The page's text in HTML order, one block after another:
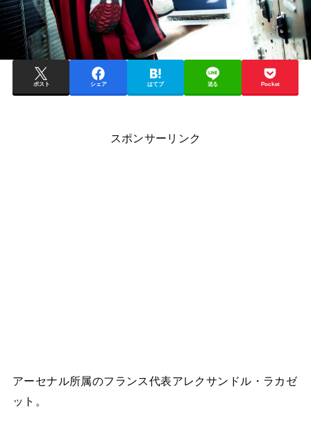
ポスト シェア はてブ 送る Pocket
スポンサーリンク
アーセナル所属のフランス代表アレクサンドル・ラカゼ
ット。